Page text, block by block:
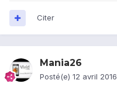
Citer
Mania26
Posté(e) 12 avril 2016